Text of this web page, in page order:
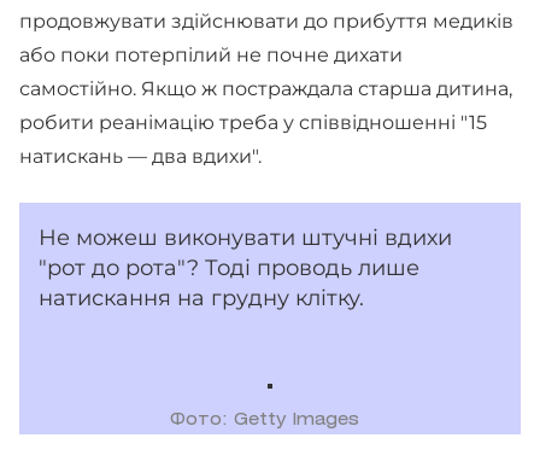
продовжувати здійснювати до прибуття медиків
або поки потерпілий не почне дихати
самостійно. Якщо ж постраждала старша дитина,
робити реанімацію треба у співвідношенні "15
натискань — два вдихи".
Не можеш виконувати штучні вдихи
"рот до рота"? Тоді проводь лише
натискання на грудну клітку.
Фото: Getty Images